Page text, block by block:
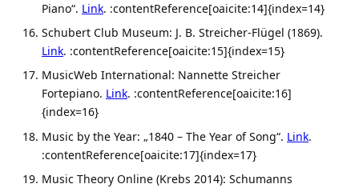
Piano“. Link. :contentReference[oaicite:14]{index=14}
Schubert Club Museum: J. B. Streicher-Flügel (1869).
Link. :contentReference[oaicite:15]{index=15}
MusicWeb International: Nannette Streicher
Fortepiano. Link. :contentReference[oaicite:16]
{index=16}
Music by the Year: „1840 – The Year of Song“. Link.
:contentReference[oaicite:17]{index=17}
Music Theory Online (Krebs 2014): Schumanns